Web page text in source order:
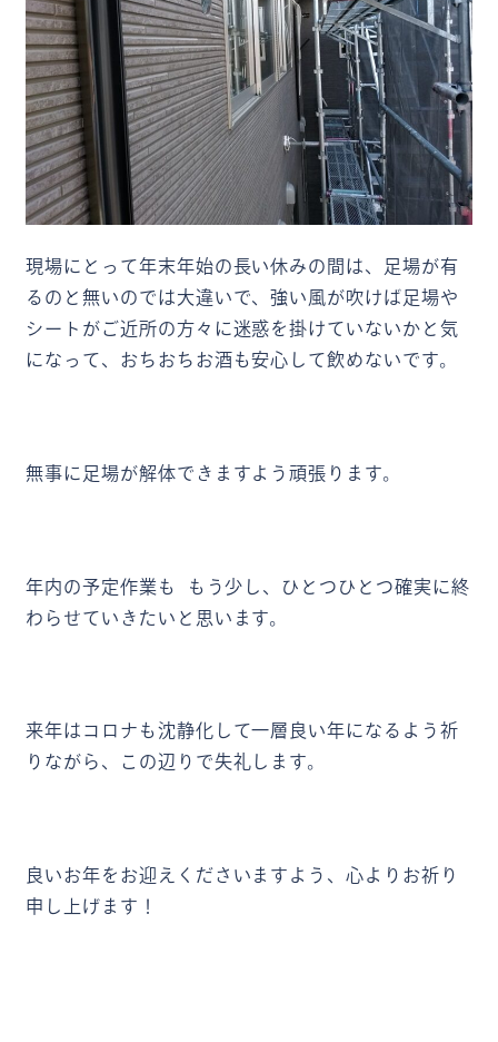
現場にとって年末年始の長い休みの間は、足場が有
るのと無いのでは大違いで、強い風が吹けば足場や
シートがご近所の方々に迷惑を掛けていないかと気
になって、おちおちお酒も安心して飲めないです。
無事に足場が解体できますよう頑張ります。
年内の予定作業も もう少し、ひとつひとつ確実に終
わらせていきたいと思います。
来年はコロナも沈静化して一層良い年になるよう祈
りながら、この辺りで失礼します。
良いお年をお迎えくださいますよう、心よりお祈り
申し上げます！